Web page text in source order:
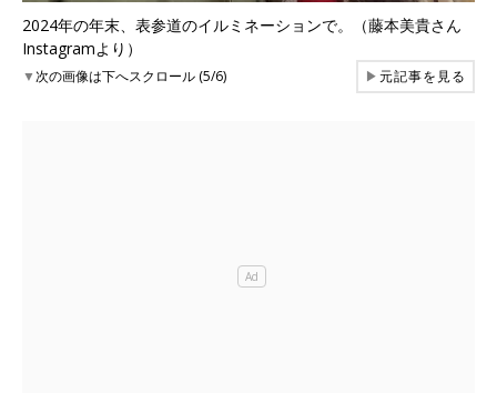
2024年の年末、表参道のイルミネーションで。（藤本美貴さん
Instagramより）
▼次の画像は下へスクロール (5/6) ▶元記事を見る